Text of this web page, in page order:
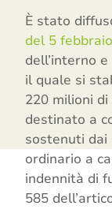
È stato
del 5
dell’interno
il quale si
220 milioni di
destinato a
sostenuti
ordinario a
indennità di
585